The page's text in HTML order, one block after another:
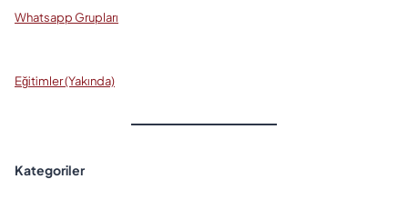
Whatsapp Grupları
Eğitimler (Yakında)
Kategoriler